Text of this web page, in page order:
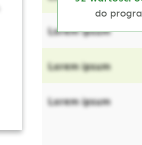
Lorem ipsum
Lorem ipsum
Lorem ipsum
do